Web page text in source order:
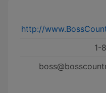
http://
1-